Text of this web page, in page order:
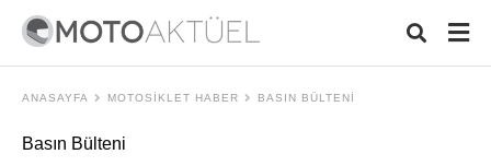
ANASAYFA MOTOSIKLET HABER BASIN BÜLTENI
Basın Bülteni